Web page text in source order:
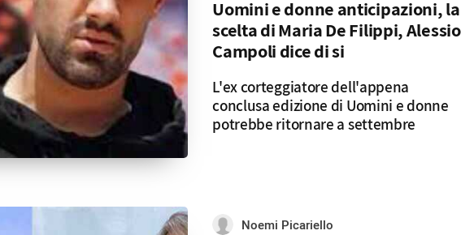
Uomini e donne anticipazioni, la
scelta di Maria De Filippi, Alessio
Campoli dice di si
L'ex corteggiatore dell'appena
conclusa edizione di Uomini e donne
potrebbe ritornare a settembre
Noemi Picariello